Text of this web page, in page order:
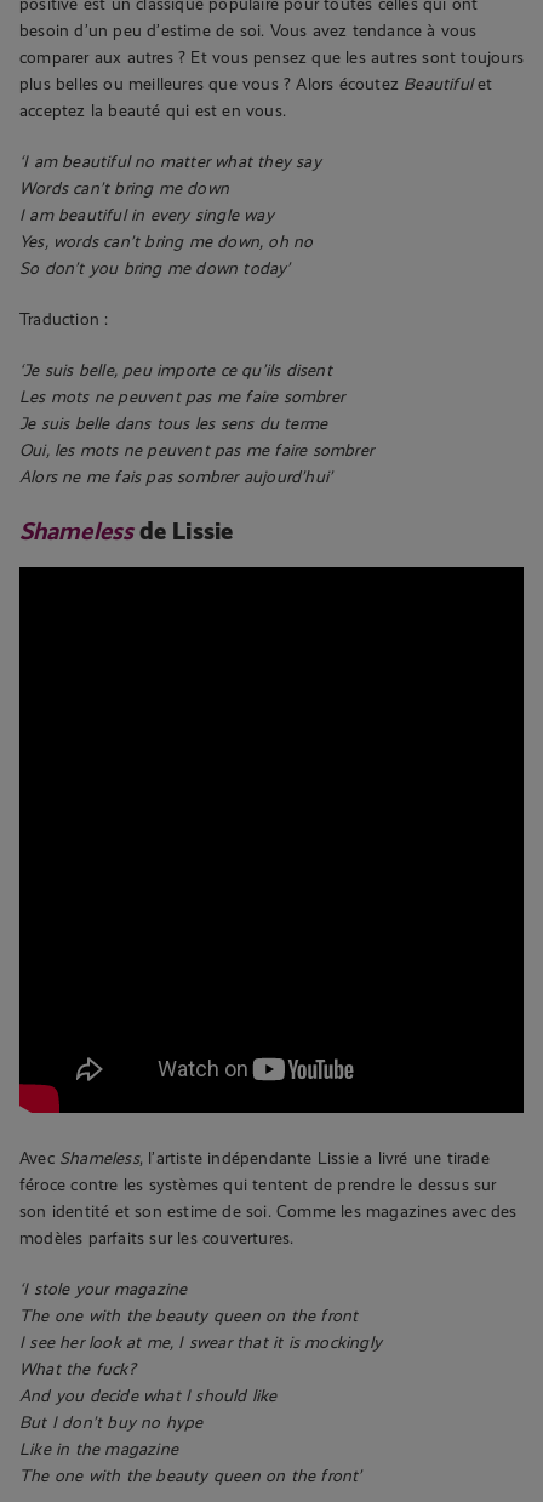
besoin d’un peu d’estime de soi. Vous avez tendance à vous
comparer aux autres ? Et vous pensez que les autres sont toujours
plus belles ou meilleures que vous ? Alors écoutez Beautifulet
acceptez la beauté qui est en vous.
‘I am beautiful no matter what they say
Words can’t bring me down
I am beautiful in every single way
Yes, words can’t bring me down, oh no
So don’t you bring me down today’
Traduction :
‘Je suis belle, peu importe ce qu’ils disent
Les mots ne peuvent pas me faire sombrer
Je suis belle dans tous les sens du terme
Oui, les mots ne peuvent pas me faire sombrer
Alors ne me fais pas sombrer aujourd’hui’
Shamelessde Lissie
Avec Shameless, l’artiste indépendante Lissie a livré une tirade
féroce contre les systèmes qui tentent de prendre le dessus sur
son identité et son estime de soi. Comme les magazines avec des
modèles parfaits sur les couvertures.
‘I stole your magazine
The one with the beauty queen on the front
I see her look at me, I swear that it is mockingly
What the fuck?
And you decide what I should like
But I don’t buy no hype
Like in the magazine
The one with the beauty queen on the front’